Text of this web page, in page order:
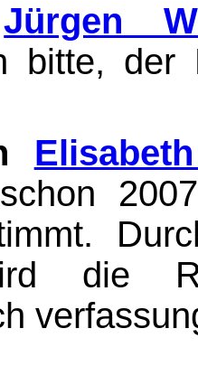
Jürgen
bitte, der
die